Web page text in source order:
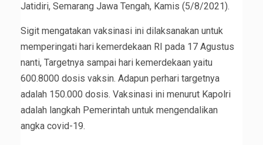
Jatidiri, Semarang Jawa Tengah, Kamis (5/8/2021).
Sigit mengatakan vaksinasi ini dilaksanakan untuk
memperingati hari kemerdekaan RI pada 17 Agustus
nanti, Targetnya sampai hari kemerdekaan yaitu
600.8000 dosis vaksin. Adapun perhari targetnya
adalah 150.000 dosis. Vaksinasi ini menurut Kapolri
adalah langkah Pemerintah untuk mengendalikan
angka covid-19.